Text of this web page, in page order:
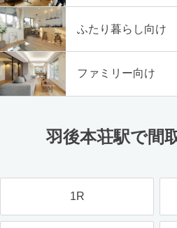
ふたり暮らし向け
ファミリー向け
羽後本荘駅で間
1R